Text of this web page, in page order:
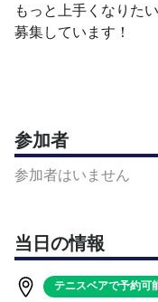
もっと上手くなりた
募集しています！
レベルは中級レベル
19:00〜20:30
練習したことを実戦
金額はの3800円にな
参加者
参加者はいません
当日の情報
テニスベアで予約可